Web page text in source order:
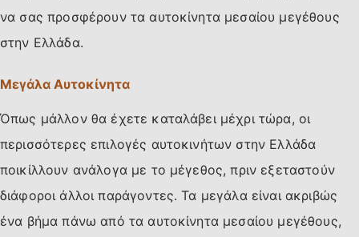
να σας προσφέρουν τα αυτοκίνητα μεσαίου μεγέθους
στην Ελλάδα.
Μεγάλα Αυτοκίνητα
Όπως μάλλον θα έχετε καταλάβει μέχρι τώρα, οι
περισσότερες επιλογές αυτοκινήτων στην Ελλάδα
ποικίλλουν ανάλογα με το μέγεθος, πριν εξεταστούν
διάφοροι άλλοι παράγοντες. Τα μεγάλα είναι ακριβώς
ένα βήμα πάνω από τα αυτοκίνητα μεσαίου μεγέθους,